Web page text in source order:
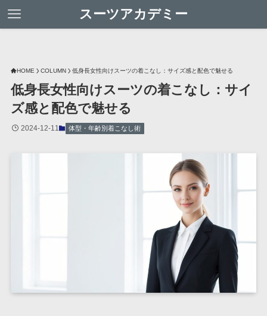
スーツアカデミー
HOME COLUMN 低身長女性向けスーツの着こなし：サイズ感と配色で魅せる
低身長女性向けスーツの着こなし：サイ
ズ感と配色で魅せる
2024-12-11 体型・年齢別着こなし術